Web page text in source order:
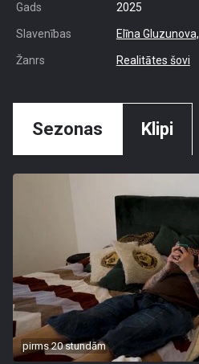
Gads 2025
Slavenības Elīna Gluzunova,
Žanrs Realitātes šovi
Sezonas Klipi
pirms 20 stundām